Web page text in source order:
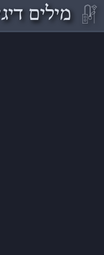
𓏞 מילים